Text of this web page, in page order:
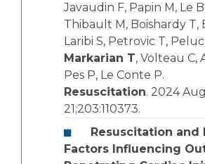
Javaudin F, Papin M, Le
Thibault M, Boishardy T,
Laribi S, Petrovic T,
Markarian T, Volteau C,
Pes P, Le Conte P.
Resuscitation. 2024 Aug
21;203:110373.
Resuscitation and
Factors Influencing